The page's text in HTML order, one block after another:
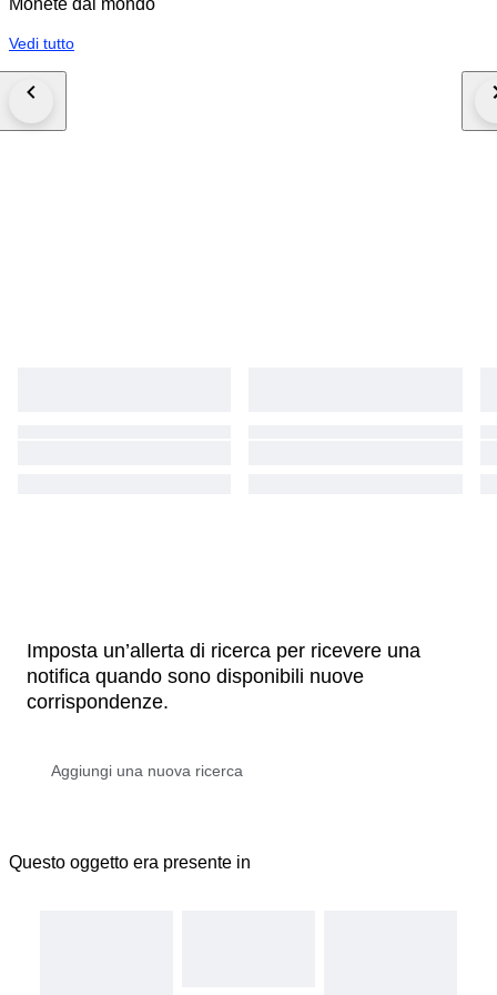
Monete dal mondo
Vedi tutto
Imposta un’allerta di ricerca per ricevere una
notifica quando sono disponibili nuove
corrispondenze.
Questo oggetto era presente in